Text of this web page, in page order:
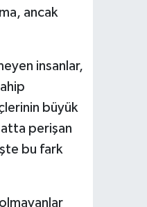
ancak
insanlar,
büyük
perişan
bu fark